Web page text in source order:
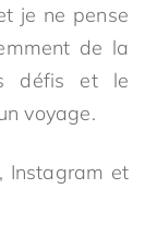
je ne pense
de la
défis et le
voyage.
Instagram et